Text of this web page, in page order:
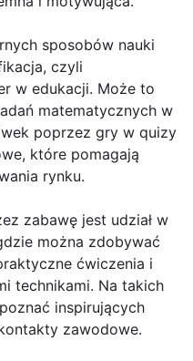
sposobów nauki
czyli
w edukacji. Może to
matematycznych w
poprzez gry w quizy
które pomagają
rynku.
zabawę jest udział w
można zdobywać
ćwiczenia i
technikami. Na takich
inspirujących
zawodowe.